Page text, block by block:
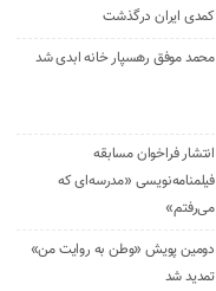
کمدی ایران درگذشت
محمد موفق رهسپار خانه ابدی شد
انتشار فراخوان مسابقه
فیلمنامه‌نویسی «مدرسه‌ای که
می‌رفتم»
دومین پویش «وطن به روایت من»
تمدید شد